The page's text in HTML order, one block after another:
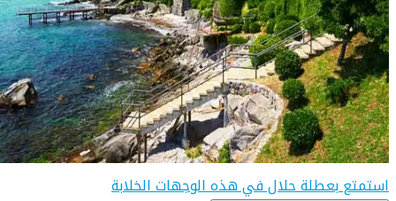
استمتع بعطلة حلال في هذه الوجهات الخلابة